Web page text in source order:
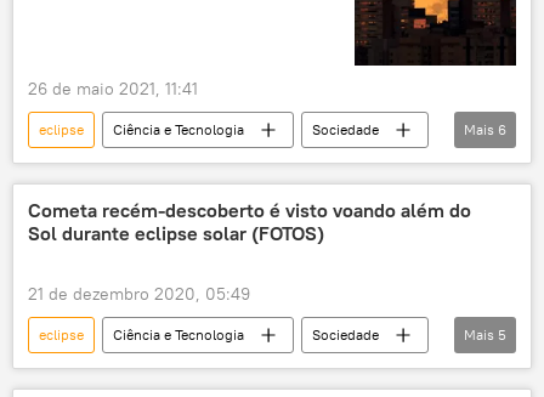
26 de maio 2021, 11:41
eclipse Ciência e Tecnologia
Sociedade
Notícias
Lua
Roscosmos
Espaço
sonda Terra
Mais 6
Cometa recém-descoberto é visto voando além do
Sol durante eclipse solar (FOTOS)
21 de dezembro 2020, 05:49
eclipse Ciência e Tecnologia
Sociedade
Notícias
cometa
Sol
Mais 5